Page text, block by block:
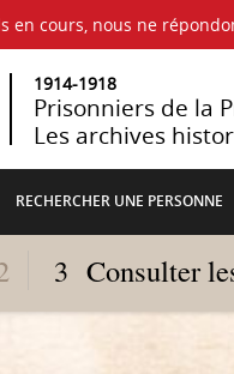
en cours, nous ne
1914-1918
Prisonniers de la
Les archives
RECHERCHER UNE PERSONNE
3 Consulter